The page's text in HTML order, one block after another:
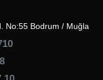
No:55 Bodrum / Muğla